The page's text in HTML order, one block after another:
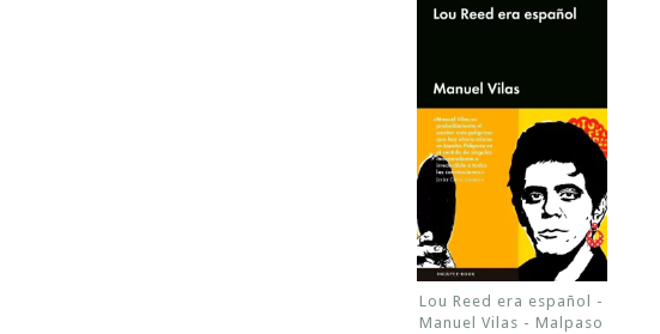
Lou Reed era español -
Manuel Vilas - Malpaso